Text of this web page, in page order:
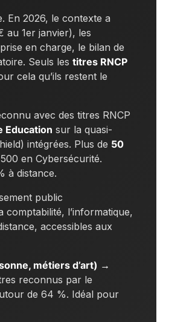
En 2026, le contexte a
au 1er janvier), les
en charge, le bilan de
Seuls lestitres RNCP
cela qu’ils restent le
avec des titres RNCP
Education sur la quasi-
intégrées. Plus de 50
en Cybersécurité.
à distance.
public
comptabilité, l’informatique,
accessibles aux
métiers d’art) →
reconnus par le
de 64 %. Idéal pour